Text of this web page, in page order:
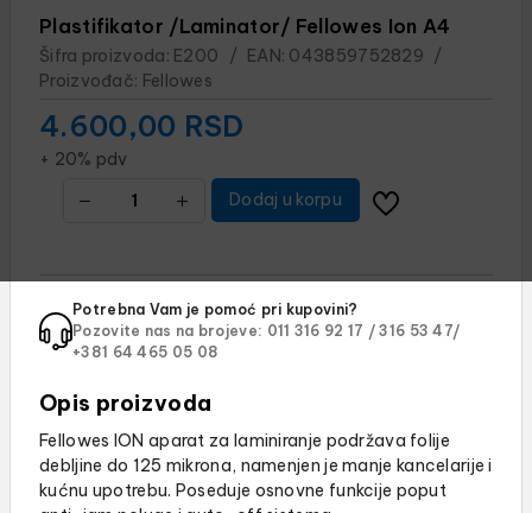
Plastifikator /Laminator/ Fellowes Ion A4
Šifra proizvoda: E200 / EAN: 043859752829 /
Proizvođač: Fellowes
4.600,00 RSD
+ 20% pdv
Dodaj u korpu
Potrebna Vam je pomoć pri kupovini?
Pozovite nas na brojeve: 011 316 92 17 / 316 53 47/
+381 64 465 05 08
Opis proizvoda
Fellowes ION aparat za laminiranje podržava folije
debljine do 125 mikrona, namenjen je manje kancelarije i
kućnu upotrebu. Poseduje osnovne funkcije poput